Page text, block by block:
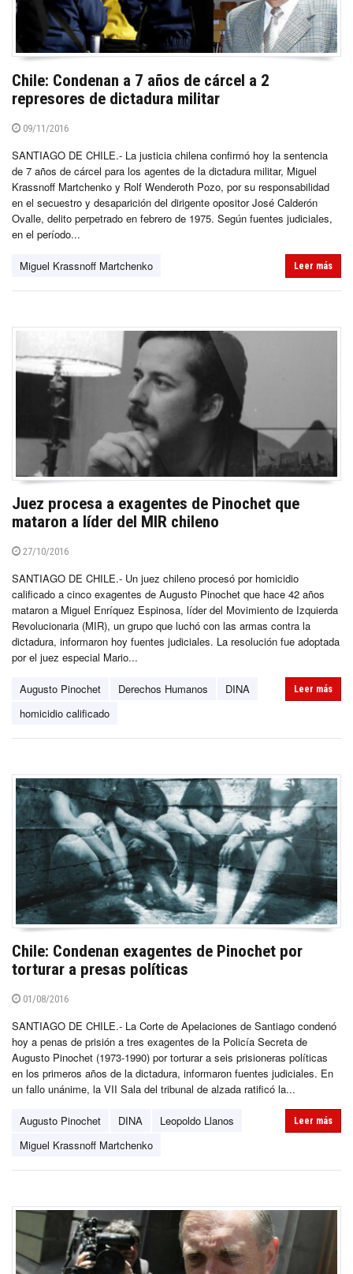
Chile: Condenan a 7 años de cárcel a 2
represores de dictadura militar
09/11/2016
SANTIAGO DE CHILE.- La justicia chilena confirmó hoy la sentencia
de 7 años de cárcel para los agentes de la dictadura militar, Miguel
Krassnoff Martchenko y Rolf Wenderoth Pozo, por su responsabilidad
en el secuestro y desaparición del dirigente opositor José Calderón
Ovalle, delito perpetrado en febrero de 1975. Según fuentes judiciales,
en el período...
Miguel Krassnoff Martchenko Leer más
Juez procesa a exagentes de Pinochet que
mataron a líder del MIR chileno
27/10/2016
SANTIAGO DE CHILE.- Un juez chileno procesó por homicidio
calificado a cinco exagentes de Augusto Pinochet que hace 42 años
mataron a Miguel Enríquez Espinosa, líder del Movimiento de Izquierda
Revolucionaria (MIR), un grupo que luchó con las armas contra la
dictadura, informaron hoy fuentes judiciales. La resolución fue adoptada
por el juez especial Mario...
Augusto Pinochet Derechos Humanos
DINA
homicidio calificado
Leer más
Chile: Condenan exagentes de Pinochet por
torturar a presas políticas
01/08/2016
SANTIAGO DE CHILE.- La Corte de Apelaciones de Santiago condenó
hoy a penas de prisión a tres exagentes de la Policía Secreta de
Augusto Pinochet (1973-1990) por torturar a seis prisioneras políticas
en los primeros años de la dictadura, informaron fuentes judiciales. En
un fallo unánime, la VII Sala del tribunal de alzada ratificó la...
Augusto Pinochet DINA
Leopoldo Llanos
Miguel Krassnoff Martchenko
Leer más